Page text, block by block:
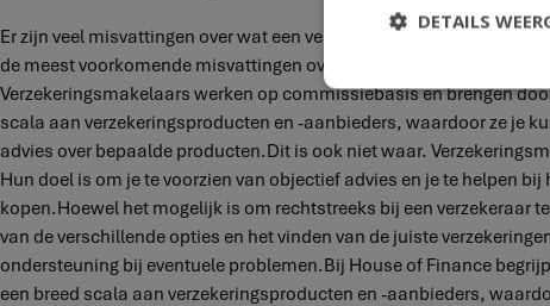
Er zijn veel misvattingen over wat een verzekeringsmakelaar doet
de meest voorkomende misvattingen over verzekeringsmakelaars
Verzekeringsmakelaars werken op commissiebasis en brengen
scala aan verzekeringsproducten en -aanbieders, waardoor ze je
advies over bepaalde producten.Dit is ook niet waar.
Hun doel is om je te voorzien van objectief advies en je te helpen
kopen.Hoewel het mogelijk is om rechtstreeks bij een verzekeraar
van de verschillende opties en het vinden van de juiste
ondersteuning bij eventuele problemen.Bij House of Finance
een breed scala aan verzekeringsproducten en -aanbieders,
DETAILS